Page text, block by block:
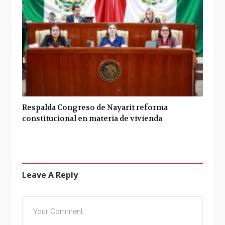
Respalda Congreso de Nayarit reforma
constitucional en materia de vivienda
Leave A Reply